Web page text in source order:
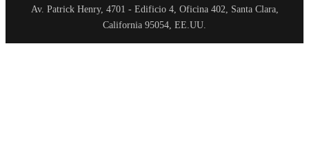
Av. Patrick Henry, 4701 - Edificio 4, Oficina 402, Santa Clara,
California 95054, EE.UU.